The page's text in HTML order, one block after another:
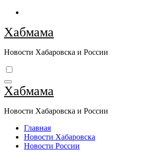
Перейти
содержимому
Хабмама
Новости Хабаровска и России
Хабмама
Новости Хабаровска и России
Главная
Новости Хабаровска
Новости России